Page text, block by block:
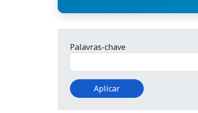
Palavras-chave